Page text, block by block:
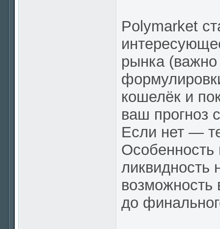
Polymarket
рынка (важно
кошелёк и
ваш прогноз
Если нет —
ликвидность
до